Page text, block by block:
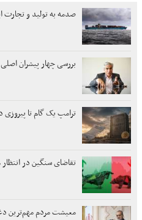
صدمه به تولید و تجارت
بررسی چهار پیشران اصلی
ترامپ یک گام تا پیروزی
تقاضای سنگین در
معیشت مردم مهم‌ترین